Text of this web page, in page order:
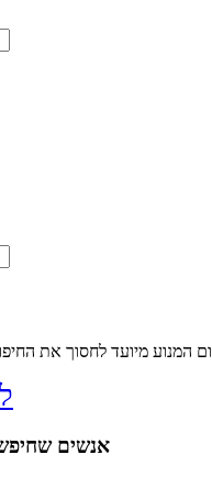
המנוע מיועד לחסוך את
אנשים